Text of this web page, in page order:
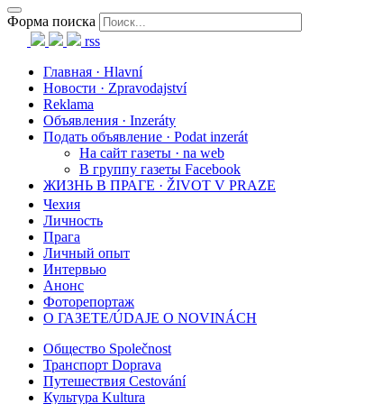
Форма поиска
rss
Главная · Hlavní
Новости · Zpravodajství
Reklama
Объявления · Inzeráty
Подать объявление · Podat inzerát
На сайт газеты · na web
В группу газеты Facebook
ЖИЗНЬ В ПРАГЕ · ŽIVOT V PRAZE
Чехия
Личность
Прага
Личный опыт
Интервью
Анонс
Фоторепортаж
О ГАЗЕТЕ/ÚDAJE O NOVINÁCH
Общество Společnost
Транспорт Doprava
Путешествия Cestování
Культура Kultura